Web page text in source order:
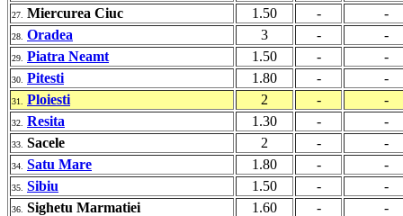
27. Miercurea Ciuc 1.50 - -
28. Oradea 3 - -
29. Piatra Neamt 1.50 - -
30. Pitesti 1.80 - -
31. Ploiesti 2 - -
32. Resita 1.30 - -
33. Sacele 2 - -
34. Satu Mare 1.80 - -
35. Sibiu 1.50 - -
36. Sighetu Marmatiei 1.60 - -